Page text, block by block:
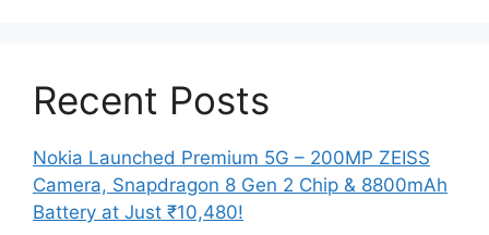
Recent Posts
Nokia Launched Premium 5G – 200MP ZEISS
Camera, Snapdragon 8 Gen 2 Chip & 8800mAh
Battery at Just ₹10,480!